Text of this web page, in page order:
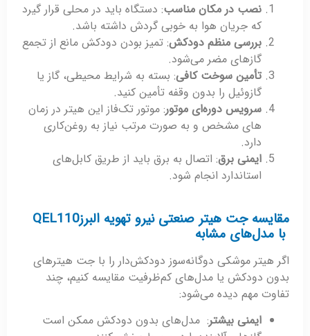
نصب در مکان مناسب: دستگاه باید در محلی قرار گیرد
که جریان هوا به خوبی گردش داشته باشد.
بررسی منظم دودکش: تمیز بودن دودکش مانع از تجمع
گازهای مضر می‌شود.
تأمین سوخت کافی: بسته به شرایط محیطی، گاز یا
گازوئیل را بدون وقفه تأمین کنید.
سرویس دوره‌ای موتور: موتور تک‌فاز این هیتر در زمان
های مشخص و به صورت مرتب نیاز به روغن‌کاری
دارد.
ایمنی برق: اتصال به برق باید از طریق کابل‌های
استاندارد انجام شود.
مقایسه جت هیتر صنعتی نیرو تهویه البرزQEL110
با مدل‌های مشابه
اگر هیتر موشکی دوگانه‌سوز دودکش‌دار را با جت هیترهای
بدون دودکش یا مدل‌های کم‌ظرفیت مقایسه کنیم، چند
تفاوت مهم دیده می‌شود:
ایمنی بیشتر: مدل‌های بدون دودکش ممکن است